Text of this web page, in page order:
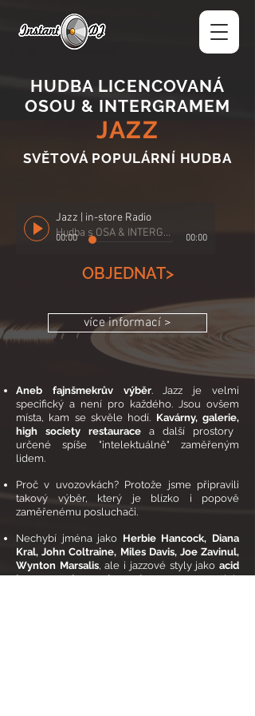
HUDBA LICENCOVANÁ
OSOU & INTERGRAMEM
JAZZ
Jazz | in-store Radio
Hudba s OSA & INTERGRAM
00:00 00:00
OBJEDNAT>
více informací >
SVĚTOVÁ POPULÁRNÍ HUDBA
Aneb fajnšmekrův výběr. Jazz je velmi
specifický a není pro každého. Jsou ovšem
místa, kam se skvěle hodí. Kavárny, galerie,
high society restaurace a další prostory
určené spíše "intelektuálně" zaměřeným
lidem.
Proč v uvozovkách? Protože jsme připravili
takový výběr, který je blízko i popově
zaměřenému posluchači.
Nechybí jména jako Herbie Hancock, Diana
Kral, John Coltraine, Miles Davis, Joe Zavinul,
Wynton Marsalis, ale i jazzové styly jakoacid
jazzanu jazzajazzové coverypopových